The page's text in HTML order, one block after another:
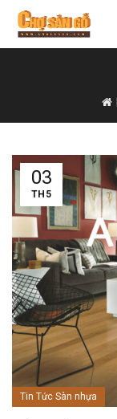
03
TH5
Tin Tức Sàn nhựa